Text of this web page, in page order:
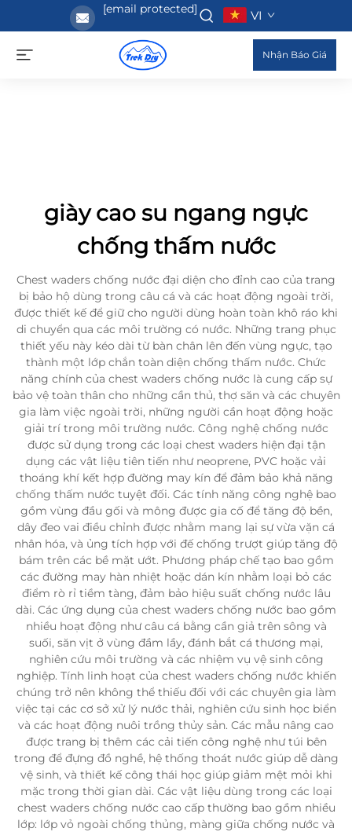
[email protected] VI
Nhận Báo Giá
giày cao su ngang ngực
chống thấm nước
Chest waders chống nước đại diện cho đỉnh cao của trang
bị bảo hộ dùng trong câu cá và các hoạt động ngoài trời,
được thiết kế để giữ cho người dùng hoàn toàn khô ráo khi
di chuyển qua các môi trường có nước. Những trang phục
thiết yếu này kéo dài từ bàn chân lên đến vùng ngực, tạo
thành một lớp chắn toàn diện chống thấm nước. Chức
năng chính của chest waders chống nước là cung cấp sự
bảo vệ toàn thân cho những cần thủ, thợ săn và các chuyên
gia làm việc ngoài trời, những người cần hoạt động hoặc
giải trí trong môi trường nước. Công nghệ chống nước
được sử dụng trong các loại chest waders hiện đại tận
dụng các vật liệu tiên tiến như neoprene, PVC hoặc vải
thoáng khí kết hợp đường may kín để đảm bảo khả năng
chống thấm nước tuyệt đối. Các tính năng công nghệ bao
gồm vùng đầu gối và mông được gia cố để tăng độ bền,
dây đeo vai điều chỉnh được nhằm mang lại sự vừa vặn cá
nhân hóa, và ủng tích hợp với đế chống trượt giúp tăng độ
bám trên các bề mặt ướt. Phương pháp chế tạo bao gồm
các đường may hàn nhiệt hoặc dán kín nhằm loại bỏ các
điểm rò rỉ tiềm tàng, đảm bảo hiệu suất chống nước lâu
dài. Các ứng dụng của chest waders chống nước bao gồm
nhiều hoạt động như câu cá bằng cần giả trên sông và
suối, săn vịt ở vùng đầm lầy, đánh bắt cá thương mại,
nghiên cứu môi trường và các nhiệm vụ vệ sinh công
nghiệp. Tính linh hoạt của chest waders chống nước khiến
chúng trở nên không thể thiếu đối với các chuyên gia làm
việc tại các cơ sở xử lý nước thải, nghiên cứu sinh học biển
và các hoạt động nuôi trồng thủy sản. Các mẫu nâng cao
được trang bị thêm các cải tiến công nghệ như túi bên
trong để đựng đồ nghề, hệ thống thoát nước giúp dễ dàng
vệ sinh, và thiết kế công thái học giúp giảm mệt mỏi khi
mặc trong thời gian dài. Các vật liệu dùng trong các loại
chest waders chống nước cao cấp thường bao gồm nhiều
lớp: lớp vỏ ngoài chống thủng, màng giữa chống nước và